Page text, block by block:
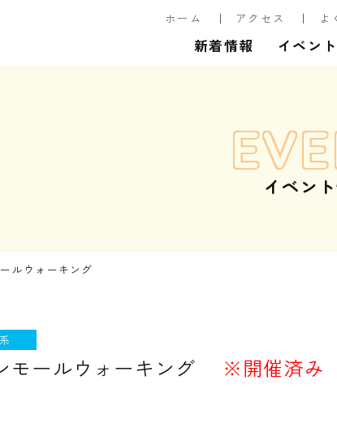
ホーム アクセス よ
新着情報 イベン
イベン
ルウォーキング
モールウォーキング ※開催済み